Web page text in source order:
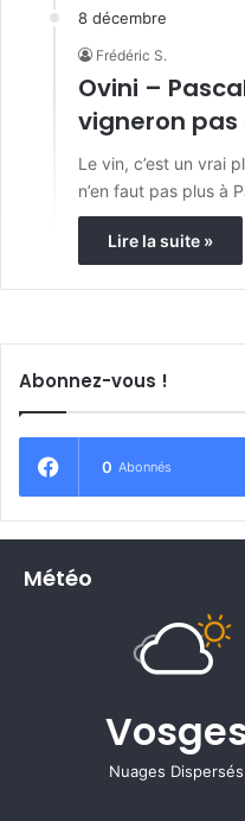
8 décembre
Frédéric S.
Ovini –
vigneron
Le vin, c’est un vrai
n’en faut pas plus à
Lire la suite »
Abonnez-vous !
0 Abonnés
Météo
Nuages Dispersés